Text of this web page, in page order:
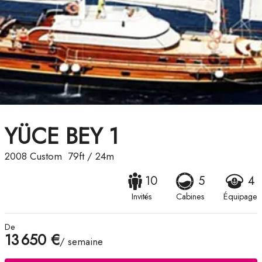
YÜCE BEY 1
2008 Custom 79ft/ 24m
10
Invités
5
Cabines
4
Équipage
De
13 650 €/ semaine